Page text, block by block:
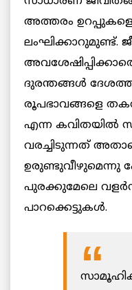
അത്തരം
ലംഘിക്കാറുമുണ്ട്.
ദുരന്തങ്ങൾ
രൂപഭാവങ്ങളെ
എന്ന കവിതയിൽ
വരച്ചിടുന്നത്
ഉരുണ്ടുവീഴുമെന്നു
പുരക്കുമേലെ
പാറക്കെട്ടുകൾ.